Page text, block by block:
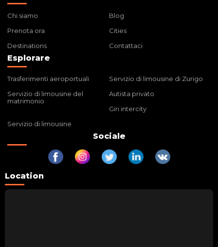
Chi siamo
Blog
Prenota ora
Cities
Destinations
Contattaci
Esplorare
Trasferimenti aeroportuali
Servizio di limousine di Zurigo
Servizio di limousine del
matrimonio
Autista privato
Giri intercity
Servizio di limousine
Sociale
Location